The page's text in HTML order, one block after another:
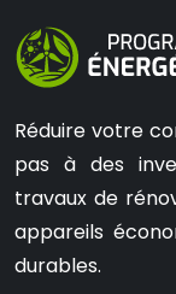
Réduire votre
pas à des
travaux de
appareils
durables.